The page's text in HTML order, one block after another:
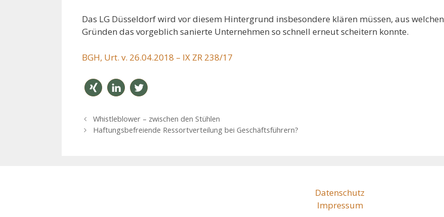
Das LG Düsseldorf wird vor diesem Hintergrund insbesondere klären müssen, aus welchen
Gründen das vorgeblich sanierte Unternehmen so schnell erneut scheitern konnte.
BGH, Urt. v. 26.04.2018 – IX ZR 238/17
B
e
Whistleblower – zwischen den Stühlen
Haftungsbefreiende Ressortverteilung bei Geschäftsführern?
Datenschutz
Impressum